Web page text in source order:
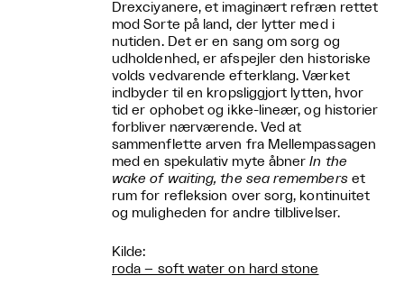
Drexciyanere, et imaginært refræn rettet
mod Sorte på land, der lytter med i
nutiden. Det er en sang om sorg og
udholdenhed, er afspejler den historiske
volds vedvarende efterklang. Værket
indbyder til en kropsliggjort lytten, hvor
tid er ophobet og ikke-lineær, og historier
forbliver nærværende. Ved at
sammenflette arven fra Mellempassagen
med en spekulativ myte åbnerIn the
wake of waiting, the sea remembers et
rum for refleksion over sorg, kontinuitet
og muligheden for andre tilblivelser.
Kilde:
roda – soft water on hard stone